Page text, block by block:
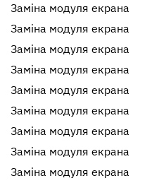
Заміна модуля екрана
Заміна модуля екрана
Заміна модуля екрана
Заміна модуля екрана
Заміна модуля екрана
Заміна модуля екрана
Заміна модуля екрана
Заміна модуля екрана
Заміна модуля екрана